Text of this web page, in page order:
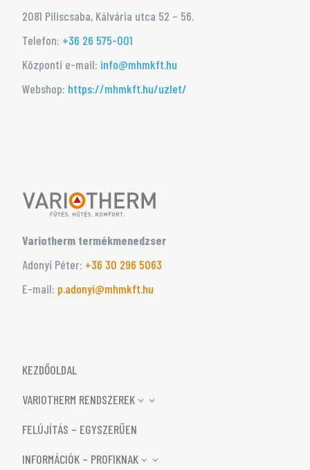
2081 Piliscsaba, Kálvária utca 52 – 56.
Telefon: +36 26 575-001
Központi e-mail: info@mhmkft.hu
Webshop: https://mhmkft.hu/uzlet/
Variotherm termékmenedzser
Adonyi Péter: ‭+36 30 296 5063‬
E-mail: p.adonyi@mhmkft.hu
KEZDŐOLDAL
VARIOTHERM RENDSZEREK
3
FELÚJÍTÁS – EGYSZERŰEN
INFORMÁCIÓK – PROFIKNAK
3